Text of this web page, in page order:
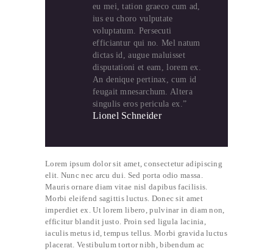
eu mei, tation graeco cum ad,
ius eu choro vulputate
voluptatum. Persecuti
efficiantur qui no. Mel natum
dictas id, augue maluisset
disputationi et eam, lorem ex.
An denique pertinax, cum id
feugait mnesarchum. Altera
singulis eros pericula ex.”
Lionel Schneider
Lorem ipsum dolor sit amet, consectetur adipiscing
elit. Nunc nec arcu dui. Sed porta odio massa.
Mauris ornare diam vitae nisl dapibus facilisis.
Morbi eleifend sagittis luctus. Donec sit amet
imperdiet ex. Ut lorem libero, pulvinar in diam non,
efficitur blandit justo. Proin sed ligula lacinia,
iaculis metus id, tempus tellus. Morbi gravida luctus
placerat. Vestibulum tortor nibh, bibendum ac